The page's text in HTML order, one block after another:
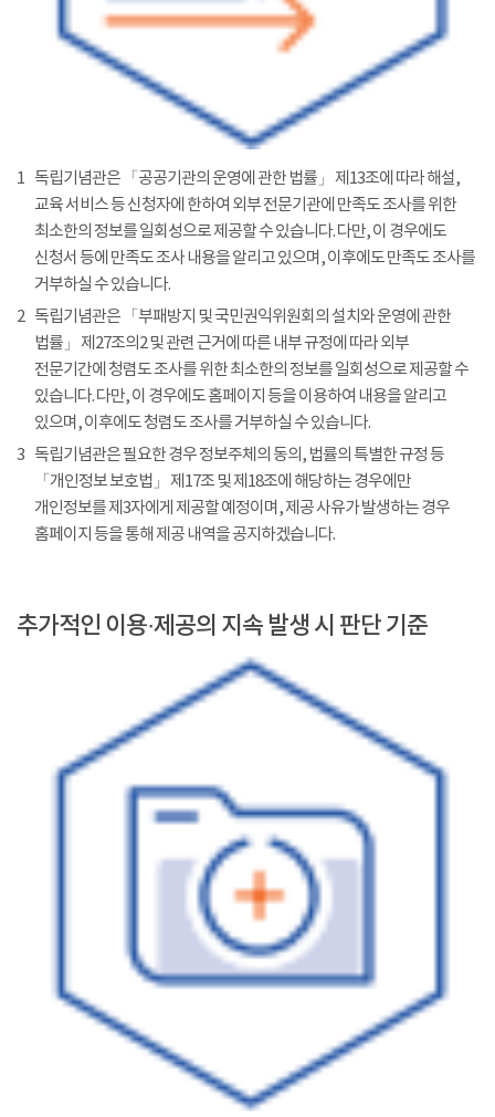
1 독립기념관은 「공공기관의 운영에 관한 법률」 제13조에 따라 해설,
교육 서비스 등 신청자에 한하여 외부 전문기관에 만족도 조사를 위한
최소한의 정보를 일회성으로 제공할 수 있습니다. 다만, 이 경우에도
신청서 등에 만족도 조사 내용을 알리고 있으며, 이후에도 만족도 조사를
거부하실 수 있습니다.
2 독립기념관은 「부패방지 및 국민권익위원회의 설치와 운영에 관한
법률」 제27조의2 및 관련 근거에 따른 내부 규정에 따라 외부
전문기간에 청렴도 조사를 위한 최소한의 정보를 일회성으로 제공할 수
있습니다. 다만, 이 경우에도 홈페이지 등을 이용하여 내용을 알리고
있으며, 이후에도 청렴도 조사를 거부하실 수 있습니다.
3 독립기념관은 필요한 경우 정보주체의 동의, 법률의 특별한 규정 등
「개인정보 보호법」 제17조 및 제18조에 해당하는 경우에만
개인정보를 제3자에게 제공할 예정이며, 제공 사유가 발생하는 경우
홈페이지 등을 통해 제공 내역을 공지하겠습니다.
추가적인 이용·제공의 지속 발생 시 판단 기준